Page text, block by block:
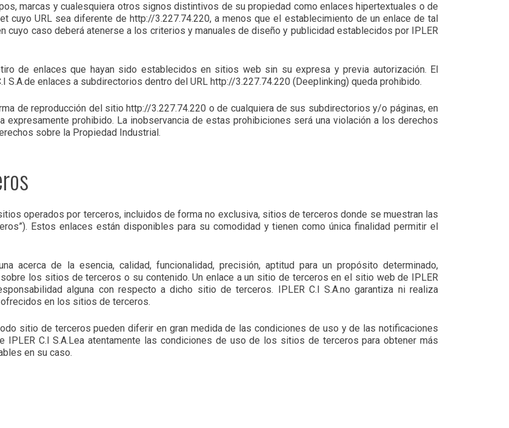
marcas y cualesquiera otros signos distintivos de su propiedad como enlaces hipertextuales o de
cuyo URL sea diferente de http://3.227.74.220, a menos que el establecimiento de un enlace de tal
cuyo caso deberá atenerse a los criterios y manuales de diseño y publicidad establecidos por IPLER
de enlaces que hayan sido establecidos en sitios web sin su expresa y previa autorización. El
enlaces a subdirectorios dentro del URL http://3.227.74.220 (Deeplinking) queda prohibido.
de reproducción del sitio http://3.227.74.220 o de cualquiera de sus subdirectorios y/o páginas, en
expresamente prohibido. La inobservancia de estas prohibiciones será una violación a los derechos
sobre la Propiedad Industrial.
operados por terceros, incluidos de forma no exclusiva, sitios de terceros donde se muestran las
Estos enlaces están disponibles para su comodidad y tienen como única finalidad permitir el
acerca de la esencia, calidad, funcionalidad, precisión, aptitud para un propósito determinado,
los sitios de terceros o su contenido. Un enlace a un sitio de terceros en el sitio web de IPLER
alguna con respecto a dicho sitio de terceros. IPLER C.I S.A.no garantiza ni realiza
en los sitios de terceros.
sitio de terceros pueden diferir en gran medida de las condiciones de uso y de las notificaciones
C.I S.A.Lea atentamente las condiciones de uso de los sitios de terceros para obtener más
en su caso.